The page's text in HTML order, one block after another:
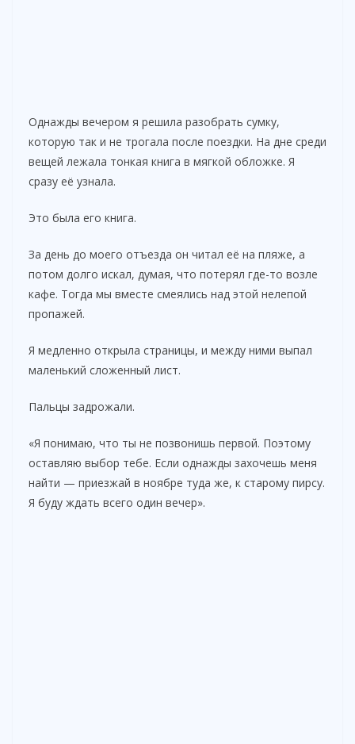
Однажды вечером я решила разобрать сумку,
которую так и не трогала после поездки. На дне среди
вещей лежала тонкая книга в мягкой обложке. Я
сразу её узнала.
Это была его книга.
За день до моего отъезда он читал её на пляже, а
потом долго искал, думая, что потерял где-то возле
кафе. Тогда мы вместе смеялись над этой нелепой
пропажей.
Я медленно открыла страницы, и между ними выпал
маленький сложенный лист.
Пальцы задрожали.
«Я понимаю, что ты не позвонишь первой. Поэтому
оставляю выбор тебе. Если однажды захочешь меня
найти — приезжай в ноябре туда же, к старому пирсу.
Я буду ждать всего один вечер».